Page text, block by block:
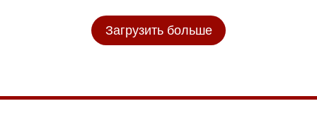
Загрузить больше